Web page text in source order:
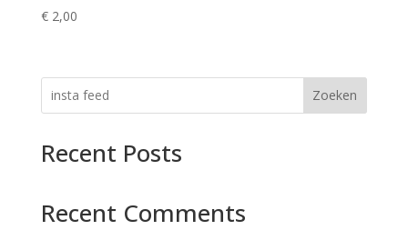
€2,00
Zoeken
Recent Posts
Recent Comments